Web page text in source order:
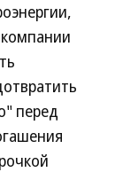
перед